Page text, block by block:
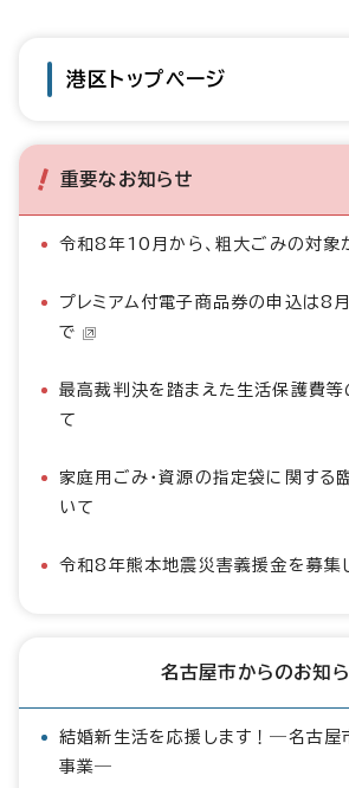
港区トップページ
重要なお知らせ
令和8年10月から、粗大ごみの対象
プレミアム付電子商品券の申込は8
で
最高裁判決を踏まえた生活保護費
て
家庭用ごみ・資源の指定袋に関する
いて
令和8年熊本地震災害義援金を募集
名古屋市からのお知
結婚新生活を応援します！―名古屋
事業―